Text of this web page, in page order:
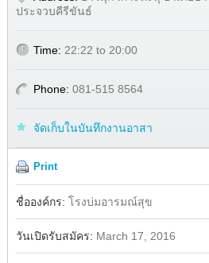
ประจวบคีรีขันธ์
Time: 22:22 to 20:00
Phone: 081-515 8564
จัดเก็บในบันทึกงานอาสา
Print
ชื่อองค์กร: โรงบ่มอารมณ์สุข
วันเปิดรับสมัคร: March 17, 2016